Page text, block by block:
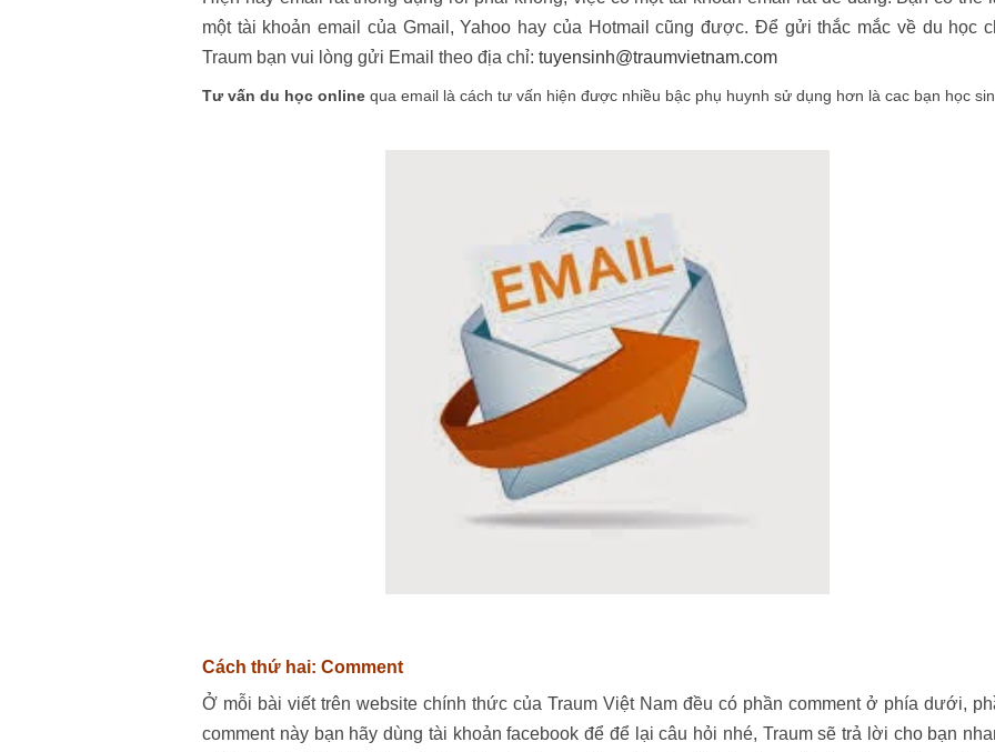
một tài khoản email của Gmail, Yahoo hay của Hotmail cũng được. Để gửi thắc mắc về du học
Traum bạn vui lòng gửi Email theo địa chỉ: tuyensinh@traumvietnam.com
Tư vấn du học online qua email là cách tư vấn hiện được nhiều bậc phụ huynh sử dụng hơn là cac bạn học
Cách thứ hai: Comment
Ở mỗi bài viết trên website chính thức của Traum Việt Nam đều có phần comment ở phía dưới,
comment này bạn hãy dùng tài khoản facebook để để lại câu hỏi nhé, Traum sẽ trả lời cho bạn